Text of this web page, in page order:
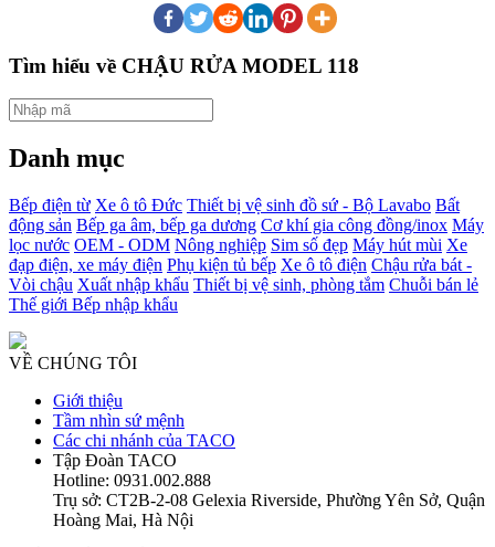
Tìm hiểu về CHẬU RỬA MODEL 118
Danh mục
Bếp điện từ Xe ô tô Đức Thiết bị vệ sinh đồ sứ - Bộ Lavabo Bất
động sản Bếp ga âm, bếp ga dương Cơ khí gia công đồng/inox Máy
lọc nước OEM - ODM Nông nghiệp Sim số đẹp Máy hút mùi Xe
đạp điện, xe máy điện Phụ kiện tủ bếp Xe ô tô điện Chậu rửa bát -
Vòi chậu Xuất nhập khẩu Thiết bị vệ sinh, phòng tắm Chuỗi bán lẻ
Thế giới Bếp nhập khẩu
VỀ CHÚNG TÔI
Giới thiệu
Tầm nhìn sứ mệnh
Các chi nhánh của TACO
Tập Đoàn TACO
Hotline: 0931.002.888
Trụ sở: CT2B-2-08 Gelexia Riverside, Phường Yên Sở, Quận
Hoàng Mai, Hà Nội